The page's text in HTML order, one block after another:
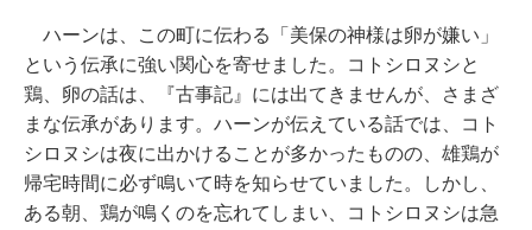
ハーンは、この町に伝わる「美保の神様は卵が嫌い」
という伝承に強い関心を寄せました。コトシロヌシと
鶏、卵の話は、『古事記』には出てきませんが、さまざ
まな伝承があります。ハーンが伝えている話では、コト
シロヌシは夜に出かけることが多かったものの、雄鶏が
帰宅時間に必ず鳴いて時を知らせていました。しかし、
ある朝、鶏が鳴くのを忘れてしまい、コトシロヌシは急